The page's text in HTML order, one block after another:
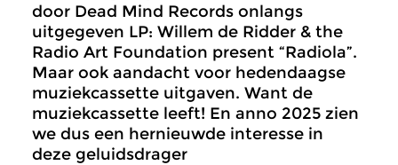
door Dead Mind Records onlangs
uitgegeven LP: Willem de Ridder & the
Radio Art Foundation present “Radiola”.
Maar ook aandacht voor hedendaagse
muziekcassette uitgaven. Want de
muziekcassette leeft! En anno 2025 zien
we dus een hernieuwde interesse in
deze geluidsdrager